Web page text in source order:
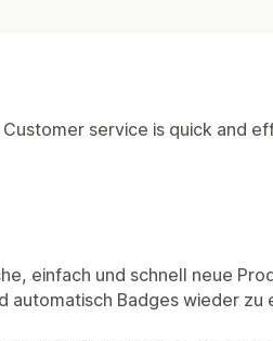
service is quick and
einfach und schnell neue
automatisch Badges wieder zu